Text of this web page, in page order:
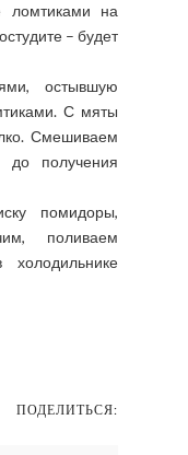
ломтиками на
– будет
остывшую
С мяты
Смешиваем
до получения
помидоры,
поливаем
ПОДЕЛИТЬСЯ: